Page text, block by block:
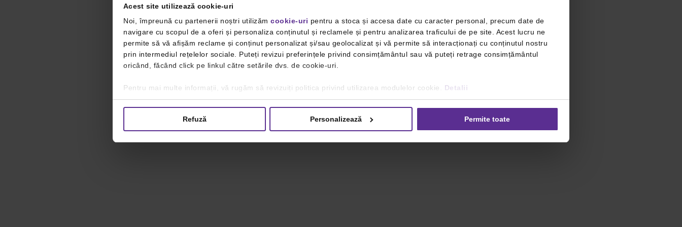
Acest site utilizează cookie-uri
Noi, împreună cu partenerii noștri utilizăm cookie-uri pentru a stoca și accesa date cu caracter personal, precum date de
navigare cu scopul de a oferi și personaliza conținutul și reclamele și pentru analizarea traficului de pe site. Acest lucru ne
permite să vă afișăm reclame și conținut personalizat și/sau geolocalizat și vă permite să interacționați cu conținutul nostru
prin intermediul rețelelor sociale. Puteți revizui preferințele privind consimțământul sau vă puteți retrage consimțământul
oricând, făcând click pe linkul către setările dvs. de cookie-uri.
Pentru mai multe informații, vă rugăm să revizuiți politica privind utilizarea modulelor cookie. Detalii
Refuză Personalizează Permite toate